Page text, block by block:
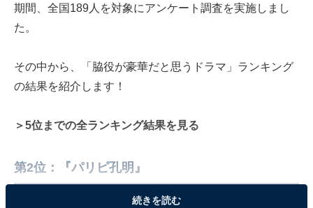
期間、全国189人を対象にアンケート調査を実施しまし
た。
その中から、「脇役が豪華だと思うドラマ」ランキング
の結果を紹介します！
＞5位までの全ランキング結果を見る
第2位：『パリピ孔明』
続きを読む